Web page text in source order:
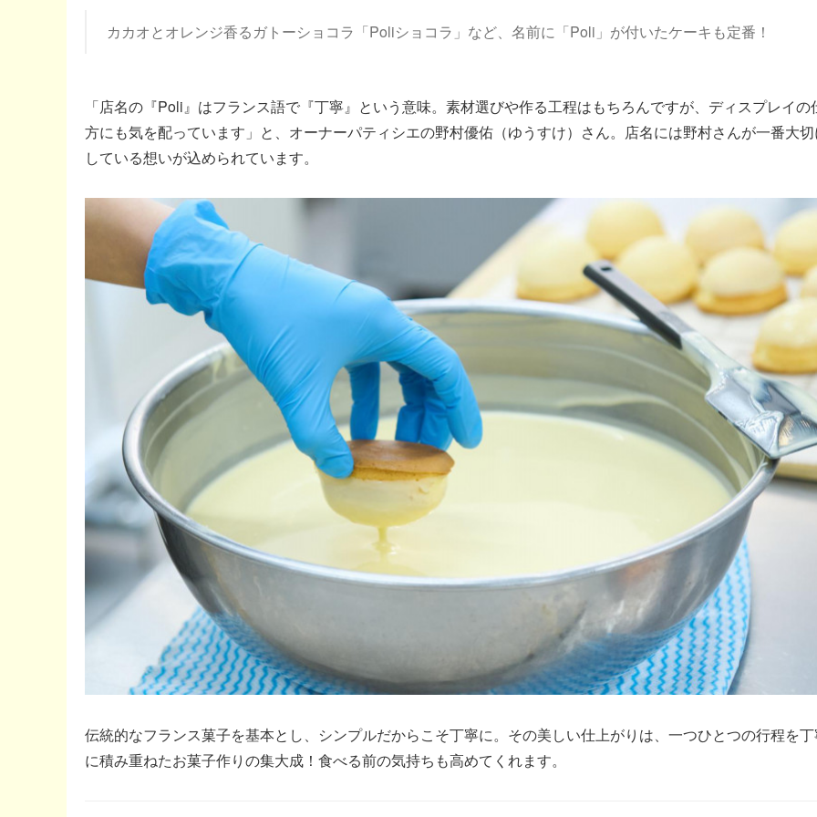
カカオとオレンジ香るガトーショコラ「Poliショコラ」など、名前に「Poli」が付いたケーキも定番！
「店名の『Poli』はフランス語で『丁寧』という意味。素材選びや作る工程はもちろんですが、ディスプレイの
方にも気を配っています」と、オーナーパティシエの野村優佑（ゆうすけ）さん。店名には野村さんが一番大
している想いが込められています。
伝統的なフランス菓子を基本とし、シンプルだからこそ丁寧に。その美しい仕上がりは、一つひとつの行程を
に積み重ねたお菓子作りの集大成！食べる前の気持ちも高めてくれます。